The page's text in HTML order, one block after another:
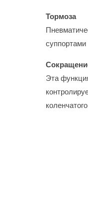
Тормоза
суппортами
Эта